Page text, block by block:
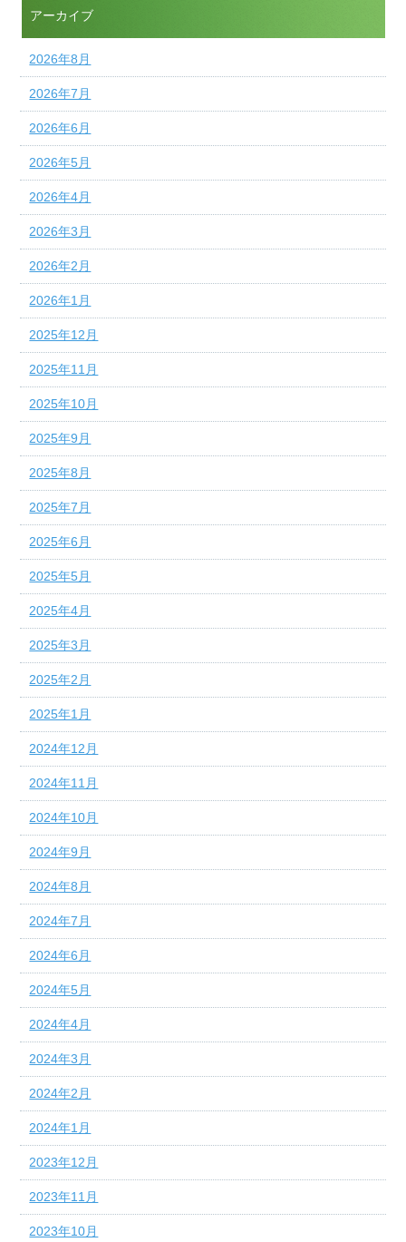
アーカイブ
2026年8月
2026年7月
2026年6月
2026年5月
2026年4月
2026年3月
2026年2月
2026年1月
2025年12月
2025年11月
2025年10月
2025年9月
2025年8月
2025年7月
2025年6月
2025年5月
2025年4月
2025年3月
2025年2月
2025年1月
2024年12月
2024年11月
2024年10月
2024年9月
2024年8月
2024年7月
2024年6月
2024年5月
2024年4月
2024年3月
2024年2月
2024年1月
2023年12月
2023年11月
2023年10月